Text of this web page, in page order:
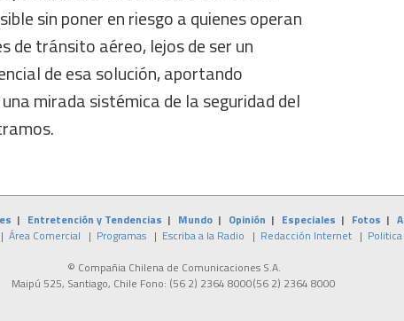
sin poner en riesgo a quienes operan
de tránsito aéreo, lejos de ser un
de esa solución, aportando
mirada sistémica de la seguridad del
| Entretención y Tendencias | Mundo| Opinión | Especiales | Fotos |
| Área Comercial | Programas | Escriba a la Radio | Redacción Internet |
© Compañia Chilena de Comunicaciones S.A.
Maipú 525, Santiago, Chile Fono: (56 2) 2364 8000(56 2) 2364 8000